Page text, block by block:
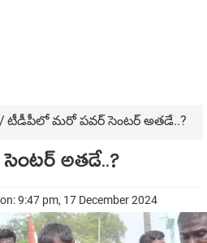
/ టీడీపీలో మ‌రో ప‌వ‌ర్ సెంట‌ర్ అత‌డే..?
అత‌డే..?
9:47 pm, 17 December 2024